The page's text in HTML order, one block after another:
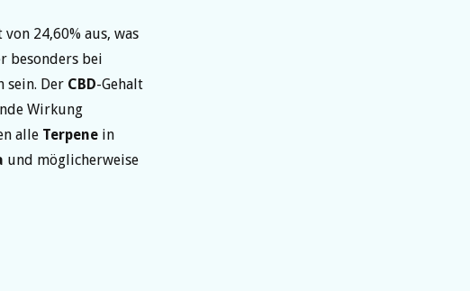
von 24,60% aus, was
besonders bei
sein. Der CBD-Gehalt
Wirkung
alle Terpene in
und möglicherweise